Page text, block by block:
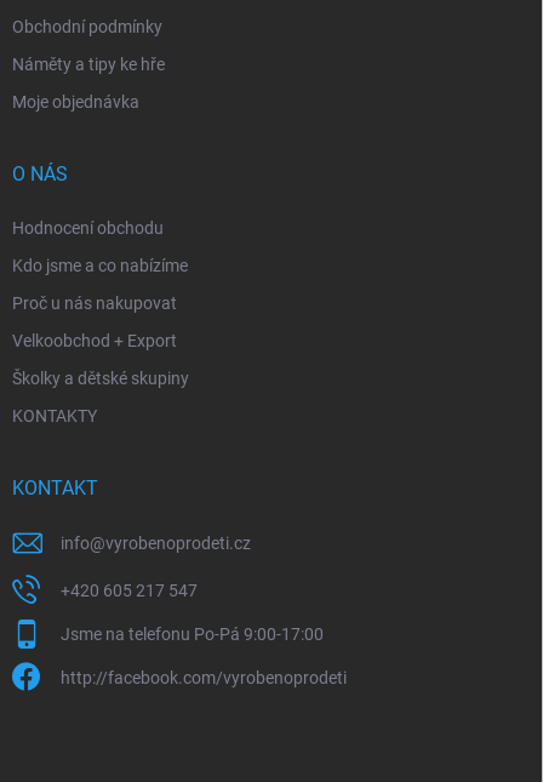
Obchodní podmínky
Náměty a tipy ke hře
Moje objednávka
O NÁS
Hodnocení obchodu
Kdo jsme a co nabízíme
Proč u nás nakupovat
Velkoobchod + Export
Školky a dětské skupiny
KONTAKTY
KONTAKT
info@vyrobenoprodeti.cz
+420 605 217 547
Jsme na telefonu Po-Pá 9:00-17:00
http://facebook.com/vyrobenoprodeti